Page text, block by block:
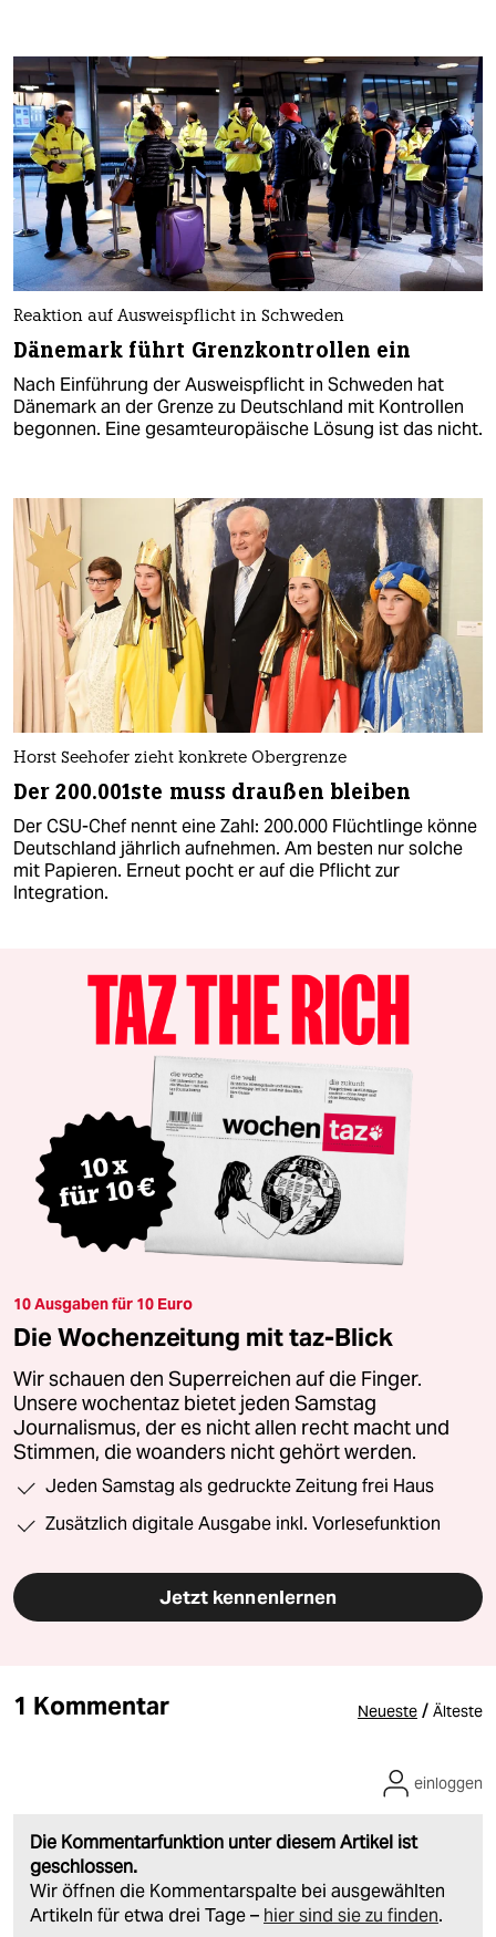
Reaktion auf Ausweispflicht in Schweden
Dänemark führt Grenzkontrollen ein
Nach Einführung der Ausweispflicht in Schweden hat
Dänemark an der Grenze zu Deutschland mit Kontrollen
begonnen. Eine gesamteuropäische Lösung ist das nicht.
Horst Seehofer zieht konkrete Obergrenze
Der 200.001ste muss draußen bleiben
Der CSU-Chef nennt eine Zahl: 200.000 Flüchtlinge könne
Deutschland jährlich aufnehmen. Am besten nur solche
mit Papieren. Erneut pocht er auf die Pflicht zur
Integration.
10 Ausgaben für 10 Euro
Die Wochenzeitung mit taz-Blick
Wir schauen den Superreichen auf die Finger.
Unsere wochentaz bietet jeden Samstag
Journalismus, der es nicht allen recht macht und
Stimmen, die woanders nicht gehört werden.
Jeden Samstag als gedruckte Zeitung frei Haus
Zusätzlich digitale Ausgabe inkl. Vorlesefunktion
Jetzt kennenlernen
1 Kommentar Neueste / Älteste
Die Kommentarfunktion unter diesem Artikel ist
geschlossen.
Wir öffnen die Kommentarspalte bei ausgewählten
Artikeln für etwa drei Tage – hier sind sie zu finden.
einloggen